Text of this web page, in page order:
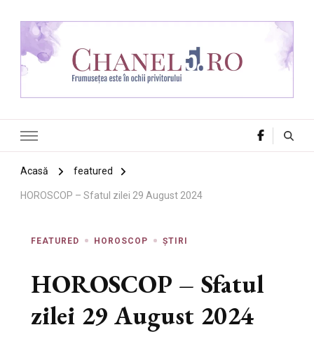
Acasă featured
HOROSCOP – Sfatul zilei 29 August 2024
FEATURED HOROSCOP ȘTIRI
HOROSCOP – Sfatul
zilei 29 August 2024